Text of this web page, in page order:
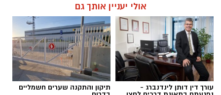
ברחבי הארץ מצליחות לחבר בין הרצון של
הציבור לעזור לבין הצרכים האמיתיים בשטח,
ולהפוך כל תרומה לסיוע שמגיע למי שזקוק לו
בזמן הנכון ובדרך מכבדת.
תוכן שיווקי / 10:04 06.08.26
אולי יעניין אותך גם
עורך דין דותן לינדנברג - תיקון והתקנה שערים חשמליים